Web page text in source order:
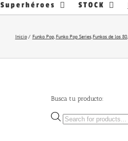
Superhéroes STOCK
Inicio Funko Pop Funko Pop Series Funkos de los 80
Busca tu producto:
Búsqueda